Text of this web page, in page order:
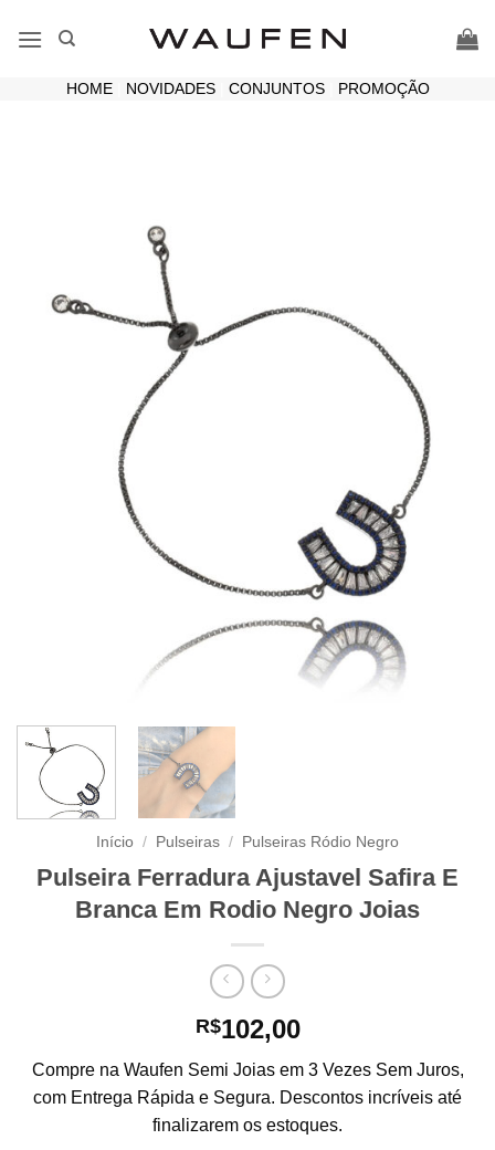
HOME| NOVIDADES| CONJUNTOS| PROMOÇÃO
Início / Pulseiras / Pulseiras Ródio Negro
Pulseira Ferradura Ajustavel Safira E
Branca Em Rodio Negro Joias
R$102,00
Compre na Waufen Semi Joias em 3 Vezes Sem Juros,
com Entrega Rápida e Segura. Descontos incríveis até
finalizarem os estoques.